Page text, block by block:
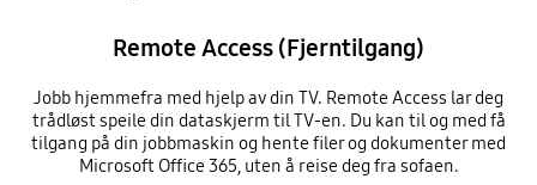
Remote Access (Fjerntilgang)
Jobb hjemmefra med hjelp av din TV. Remote Access lar deg
trådløst speile din dataskjerm til TV-en. Du kan til og med få
tilgang på din jobbmaskin og hente filer og dokumenter med
Microsoft Office 365, uten å reise deg fra sofaen.